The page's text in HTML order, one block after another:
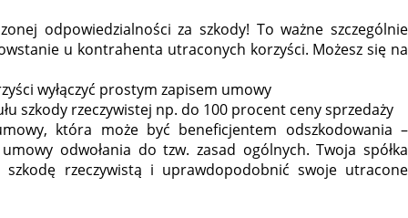
odpowiedzialności za szkody! To ważne szczególnie
u kontrahenta utraconych korzyści. Możesz się na
wyłączyć prostym zapisem umowy
szkody rzeczywistej np. do 100 procent ceny sprzedaży
która może być beneficjentem odszkodowania –
odwołania do tzw. zasad ogólnych. Twoja spółka
szkodę rzeczywistą i uprawdopodobnić swoje utracone